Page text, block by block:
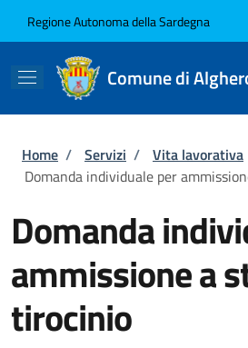
Regione Autonoma della Sardegna
Comune di
Briciole di pane
Home / Servizi / Vita lavorativa
Domanda individuale per
Domanda
ammissione a
tirocinio